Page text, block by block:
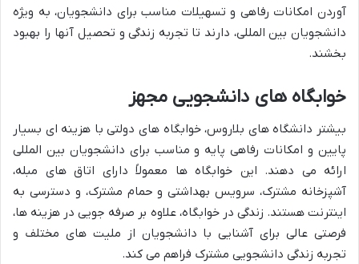
آوردن امکانات رفاهی و تسهیلات مناسب برای دانشجویان، به ویژه
دانشجویان بین المللی، دارند تا تجربه زندگی و تحصیل آنها را بهبود
بخشند.
خوابگاه های دانشجویی مجهز
بیشتر دانشگاه های بلاروس، خوابگاه های دولتی با هزینه ای بسیار
پایین و امکانات رفاهی پایه و مناسب برای دانشجویان بین المللی
ارائه می دهند. این خوابگاه ها معمولاً دارای اتاق های مبله،
آشپزخانه مشترک، سرویس بهداشتی و حمام مشترک، و دسترسی به
اینترنت هستند. زندگی در خوابگاه، علاوه بر صرفه جویی در هزینه ها،
فرصتی عالی برای آشنایی با دانشجویان از ملیت های مختلف و
تجربه زندگی دانشجویی مشترک فراهم می کند.